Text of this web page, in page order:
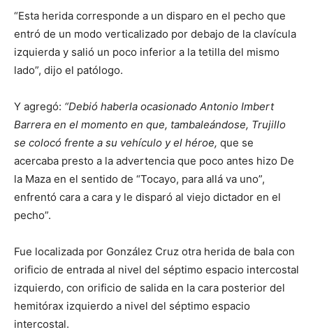
“Esta herida corresponde a un disparo en el pecho que
entró de un modo verticalizado por debajo de la clavícula
izquierda y salió un poco inferior a la tetilla del mismo
lado”, dijo el patólogo.
Y agregó: “Debió haberla ocasionado Antonio Imbert
Barrera en el momento en que, tambaleándose, Trujillo
se colocó frente a su vehículo y el héroe, que se
acercaba presto a la advertencia que poco antes hizo De
la Maza en el sentido de “Tocayo, para allá va uno”,
enfrentó cara a cara y le disparó al viejo dictador en el
pecho”.
Fue localizada por González Cruz otra herida de bala con
orificio de entrada al nivel del séptimo espacio intercostal
izquierdo, con orificio de salida en la cara posterior del
hemitórax izquierdo a nivel del séptimo espacio
intercostal.